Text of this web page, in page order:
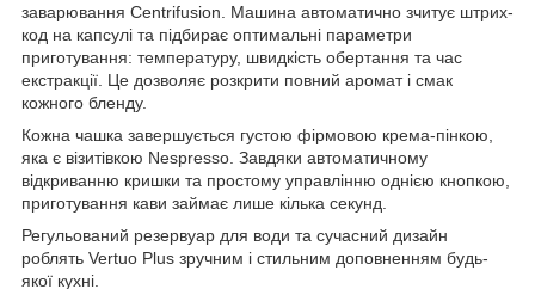
заварювання Centrifusion. Машина автоматично зчитує штрих-
код на капсулі та підбирає оптимальні параметри
приготування: температуру, швидкість обертання та час
екстракції. Це дозволяє розкрити повний аромат і смак
кожного бленду.
Кожна чашка завершується густою фірмовою крема-пінкою,
яка є візитівкою Nespresso. Завдяки автоматичному
відкриванню кришки та простому управлінню однією кнопкою,
приготування кави займає лише кілька секунд.
Регульований резервуар для води та сучасний дизайн
роблять Vertuo Plus зручним і стильним доповненням будь-
якої кухні.